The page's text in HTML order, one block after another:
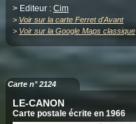
> Editeur : Cim
> Voir sur la carte Ferret d'Avant
> Voir sur la Google Maps classique
Carte n° 2124
LE-CANON
Carte postale écrite en 1966